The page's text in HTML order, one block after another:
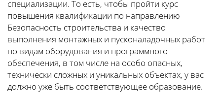
специализации. То есть, чтобы пройти курс
повышения квалификации по направлению
Безопасность строительства и качество
выполнения монтажных и пусконаладочных работ
по видам оборудования и программного
обеспечения, в том числе на особо опасных,
технически сложных и уникальных объектах, у вас
должно уже быть соответствующее образование.